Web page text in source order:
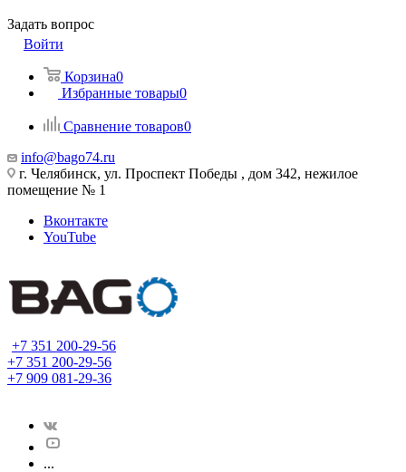
Задать вопрос
Войти
Корзина0
Избранные товары0
Сравнение товаров0
info@bago74.ru
г. Челябинск, ул. Проспект Победы , дом 342, нежилое
помещение № 1
Вконтакте
YouTube
+7 351 200-29-56
+7 351 200-29-56
+7 909 081-29-36
...